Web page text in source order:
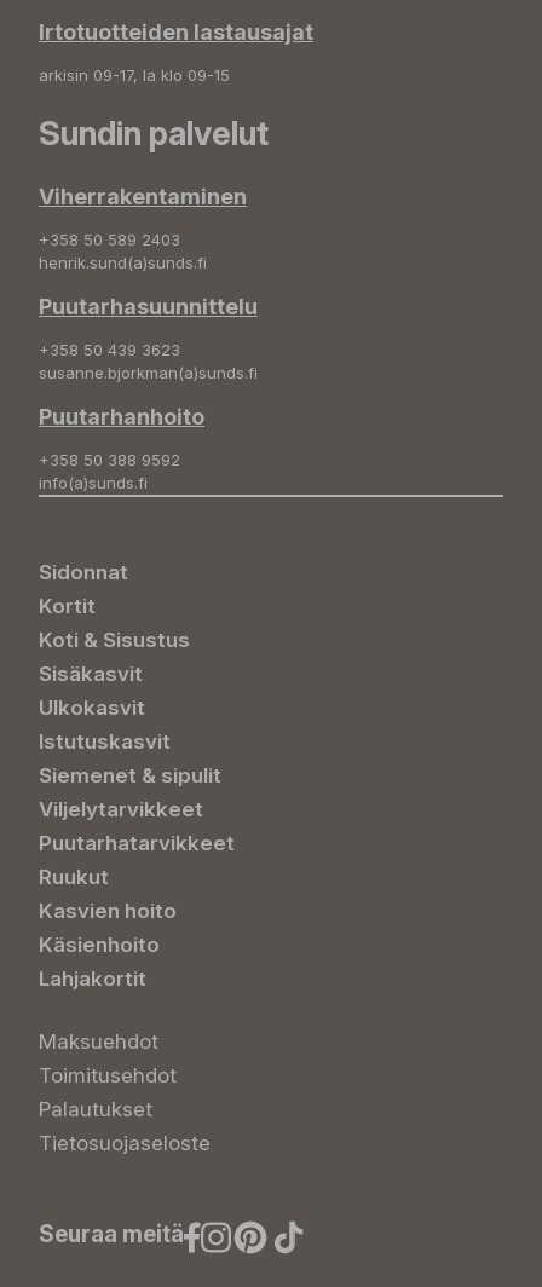
Irtotuotteiden lastausajat
arkisin 09-17, la klo 09-15
Sundin palvelut
Viherrakentaminen
+358 50 589 2403
henrik.sund(a)sunds.fi
Puutarhasuunnittelu
+358 50 439 3623
susanne.bjorkman(a)sunds.fi
Puutarhanhoito
+358 50 388 9592
info(a)sunds.fi
Sidonnat
Kortit
Koti & Sisustus
Sisäkasvit
Ulkokasvit
Istutuskasvit
Siemenet & sipulit
Viljelytarvikkeet
Puutarhatarvikkeet
Ruukut
Kasvien hoito
Käsienhoito
Lahjakortit
Maksuehdot
Toimitusehdot
Palautukset
Tietosuojaseloste
Seuraa meitä